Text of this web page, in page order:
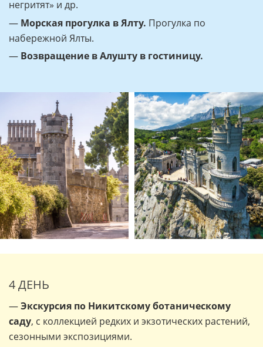
негритят» и др.
— Морская прогулка в Ялту. Прогулка по
набережной Ялты.
— Возвращение в Алушту в гостиницу.
4 ДЕНЬ
—Экскурсия по Никитскому ботаническому
саду, с коллекцией редких и экзотических растений,
сезонными экспозициями.